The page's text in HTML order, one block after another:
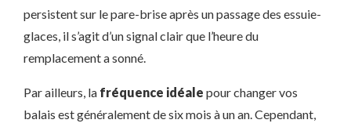
persistent sur le pare-brise après un passage des essuie-
glaces, il s’agit d’un signal clair que l’heure du
remplacement a sonné.
Par ailleurs, la fréquence idéale pour changer vos
balais est généralement de six mois à un an. Cependant,